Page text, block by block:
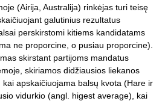
(Airija, Australija) rinkėjas turi teisę
galutinius rezultatus
perskirstomi kitiems kandidatams
ne proporcine, o pusiau proporcine).
skirstant partijoms mandatus
skiriamos didžiausios liekanos
apskaičiuojama balsų kvota (Hare ir
vidurkio (angl. higest average), kai